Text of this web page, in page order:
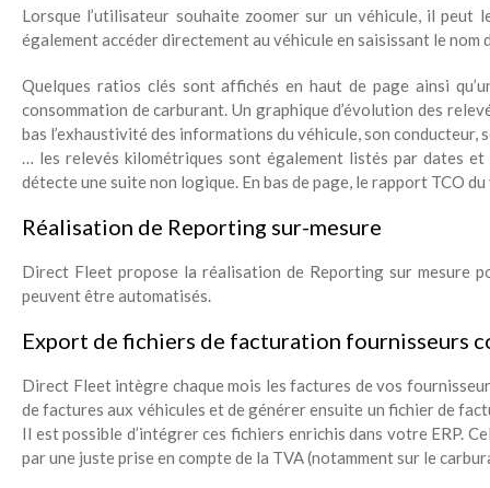
Lorsque l’utilisateur souhaite zoomer sur un véhicule, il
également accéder directement au véhicule en saisissant le
Quelques ratios clés sont affichés en haut de page ainsi
consommation de carburant. Un graphique d’évolution des
bas l’exhaustivité des informations du véhicule, son
… les relevés kilométriques sont également listés par dates
détecte une suite non logique. En bas de page, le rapport TCO
Réalisation de Reporting sur-mesure
Direct Fleet propose la réalisation de Reporting sur mesure
peuvent être automatisés.
Export de fichiers de facturation fournisseurs
Direct Fleet intègre chaque mois les factures de vos
de factures aux véhicules et de générer ensuite un fichier de
Il est possible d’intégrer ces fichiers enrichis dans votre ERP.
par une juste prise en compte de la TVA (notamment sur le